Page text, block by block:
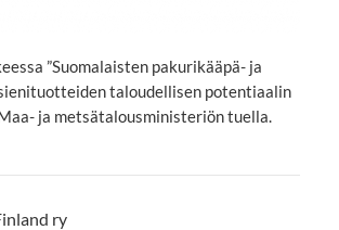
”Suomalaisten pakurikääpä- ja
taloudellisen potentiaalin
ja metsätalousministeriön tuella.
ry